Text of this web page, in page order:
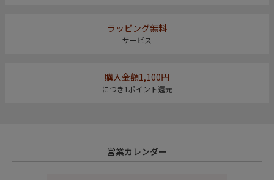
ラッピング無料
サービス
購入金額1,100円
につき1ポイント還元
営業カレンダー